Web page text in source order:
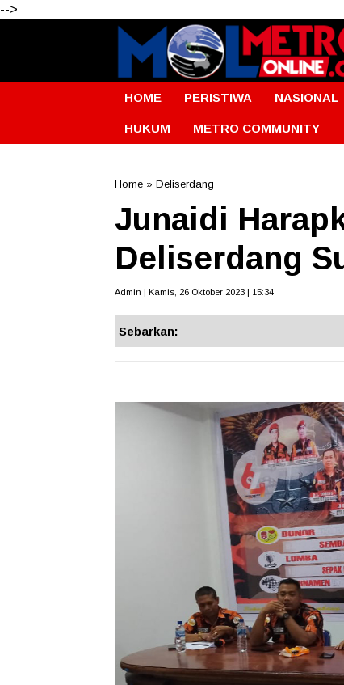
-->
HOME PERISTIWA NASIONAL
HUKUM METRO COMMUNITY
Home » Deliserdang
Junaidi
Deliserdang
Admin | Kamis, 26 Oktober 2023 | 15:34
Sebarkan: